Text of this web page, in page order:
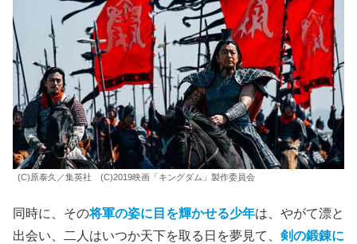
(C)原泰久／集英社 (C)2019映画「キングダム」製作委員会
同時に、その将軍の姿に目を輝かせる少年は、やがて漂と
出会い、二人はいつか天下を取る日を夢見て、 剣の鍛錬に